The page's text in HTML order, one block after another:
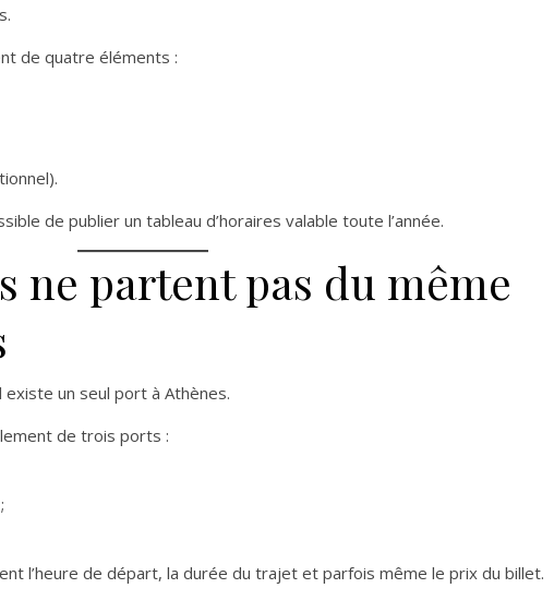
de quatre éléments :
de publier un tableau d’horaires valable toute l’année.
ne partent pas du même
existe un seul port à Athènes.
de trois ports :
l’heure de départ, la durée du trajet et parfois même le prix du billet.